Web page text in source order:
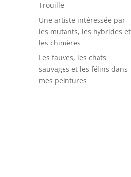
Trouille
Une artiste intéressée par
les mutants, les hybrides et
les chimères
Les fauves, les chats
sauvages et les félins dans
mes peintures